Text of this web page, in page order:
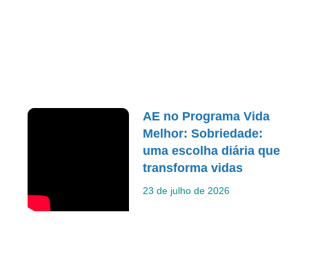
AE no Programa Vida
Melhor: Sobriedade:
uma escolha diária que
transforma vidas
23 de julho de 2026